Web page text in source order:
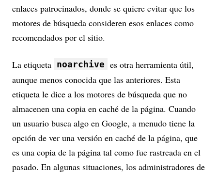
enlaces patrocinados, donde se quiere evitar que los
motores de búsqueda consideren esos enlaces como
recomendados por el sitio.
La etiqueta noarchive es otra herramienta útil,
aunque menos conocida que las anteriores. Esta
etiqueta le dice a los motores de búsqueda que no
almacenen una copia en caché de la página. Cuando
un usuario busca algo en Google, a menudo tiene la
opción de ver una versión en caché de la página, que
es una copia de la página tal como fue rastreada en el
pasado. En algunas situaciones, los administradores de